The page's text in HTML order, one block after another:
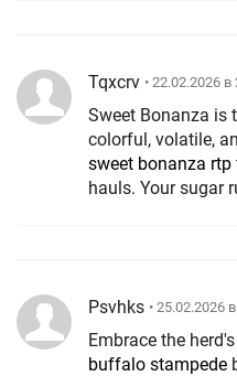
Tqxcrv • 22.02.2026 в
Sweet Bonanza is
colorful, volatile,
sweet bonanza rtp
hauls. Your sugar
Psvhks • 25.02.2026
Embrace the
buffalo stampede